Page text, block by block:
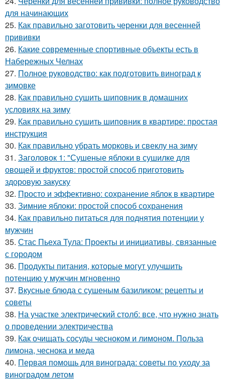
для начинающих
25. Как правильно заготовить черенки для весенней
прививки
26. Какие современные спортивные объекты есть в
Набережных Челнах
27. Полное руководство: как подготовить виноград к
зимовке
28. Как правильно сушить шиповник в домашних
условиях на зиму
29. Как правильно сушить шиповник в квартире: простая
инструкция
30. Как правильно убрать морковь и свеклу на зиму
31. Заголовок 1: "Сушеные яблоки в сушилке для
овощей и фруктов: простой способ приготовить
здоровую закуску
32. Просто и эффективно: сохранение яблок в квартире
33. Зимние яблоки: простой способ сохранения
34. Как правильно питаться для поднятия потенции у
мужчин
35. Стас Пьеха Тула: Проекты и инициативы, связанные
с городом
36. Продукты питания, которые могут улучшить
потенцию у мужчин мгновенно
37. Вкусные блюда с сушеным базиликом: рецепты и
советы
38. На участке электрический столб: все, что нужно знать
о проведении электричества
39. Как очищать сосуды чесноком и лимоном. Польза
лимона, чеснока и меда
40. Первая помощь для винограда: советы по уходу за
виноградом летом